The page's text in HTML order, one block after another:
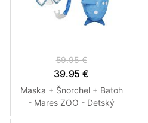
59.95 €
39.95 €
Maska + Šnorchel + Batoh
- Mares ZOO - Detský
Snorchloací Set Modrá -